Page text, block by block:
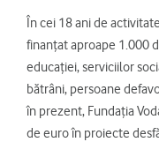
În cei 18 ani de
finanţat aproape 1.000
educaţiei, serviciilor
bătrâni, persoane
în prezent, Fundaţia
de euro în proiecte